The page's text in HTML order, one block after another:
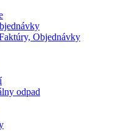
Objednávky
odpad